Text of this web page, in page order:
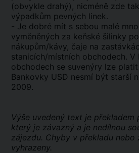
(obvykle drahý), nicméně zde
výpadkům pevných linek.
- Je dobré mít s sebou malé
vyměněných za keňské šilinky
nákupům/kávy, čaje na
stanicích/místních obchodech. V
obchodech se suvenýry lze
Bankovky USD nesmí být starší
2009.
Výše uvedený text je překladem
který je závazný a je nedílnou
zájezdu. Chyby v překladu nebo
vyhrazeny.